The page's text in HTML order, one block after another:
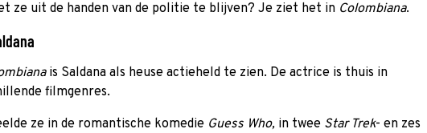
ze uit de handen van de politie te blijven? Je ziet het in Colombiana.
is Saldana als heuse actieheld te zien. De actrice is thuis in
filmgenres.
ze in de romantische komedie Guess Who, in twee Star Trek- en zes